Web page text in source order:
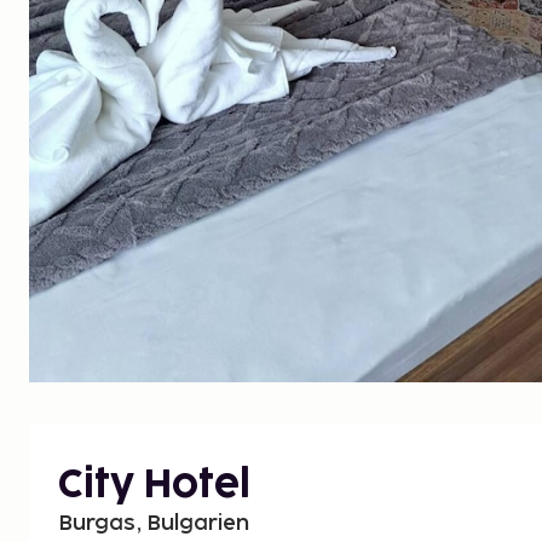
City Hotel
Burgas, Bulgarien